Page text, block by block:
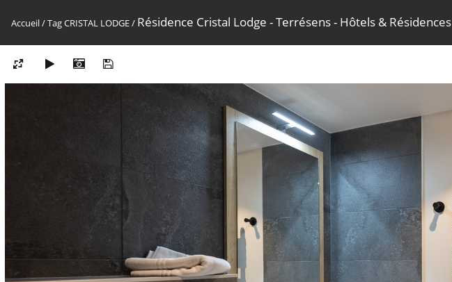
Accueil/TagCRISTAL LODGE/ Résidence Cristal Lodge - Terrésens - Hôtels & Résidences